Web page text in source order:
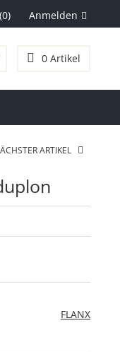
(0) Anmelden
0Artikel
ARTIKEL
FLANX